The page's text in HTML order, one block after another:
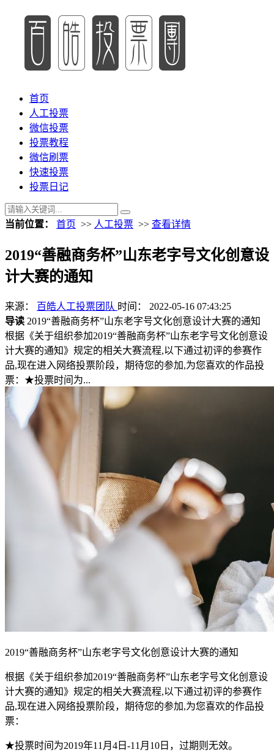
首页
人工投票
微信投票
投票教程
微信刷票
快速投票
投票日记
当前位置： 首页 >> 人工投票 >> 查看详情
2019“善融商务杯”山东老字号文化创意设
计大赛的通知
来源： 百皓人工投票团队 时间： 2022-05-16 07:43:25
导读 2019“善融商务杯”山东老字号文化创意设计大赛的通知
根据《关于组织参加2019“善融商务杯”山东老字号文化创意设
计大赛的通知》规定的相关大赛流程,以下通过初评的参赛作
品,现在进入网络投票阶段，期待您的参加,为您喜欢的作品投
票：★投票时间为...
2019“善融商务杯”山东老字号文化创意设计大赛的通知
根据《关于组织参加2019“善融商务杯”山东老字号文化创意设
计大赛的通知》规定的相关大赛流程,以下通过初评的参赛作
品,现在进入网络投票阶段，期待您的参加,为您喜欢的作品投
票：
★投票时间为2019年11月4日-11月10日，过期则无效。